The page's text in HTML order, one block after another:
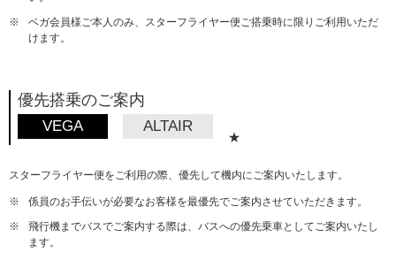
※
ベガ会員様ご本人のみ、スターフライヤー便ご搭乗時に限りご利用いただ
けます。
優先搭乗のご案内
VEGA ALTAIR
★
スターフライヤー便をご利用の際、優先して機内にご案内いたします。
※
係員のお手伝いが必要なお客様を最優先でご案内させていただきます。
※
飛行機までバスでご案内する際は、バスへの優先乗車としてご案内いたし
ます。